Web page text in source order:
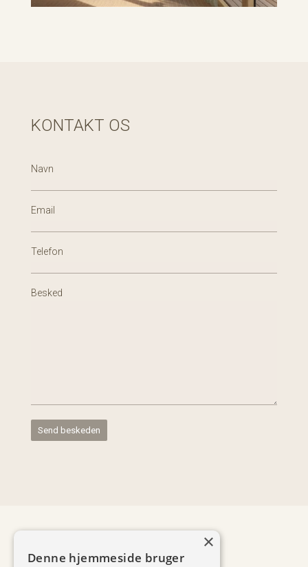
KONTAKT OS
Navn
Email
Telefon
Besked
×
Denne hjemmeside bruger